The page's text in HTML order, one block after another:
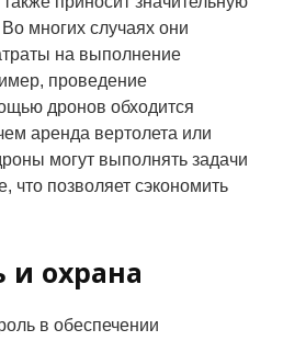
многих случаях они
на выполнение
проведение
дронов обходится
аренда вертолета или
могут выполнять задачи
что позволяет сэкономить
и охрана
в обеспечении